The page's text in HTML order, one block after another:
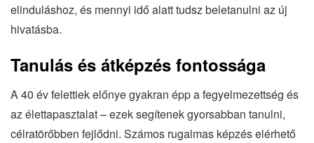
elinduláshoz, és mennyi idő alatt tudsz beletanulni az új
hivatásba.
Tanulás és átképzés fontossága
A 40 év felettiek előnye gyakran épp a fegyelmezettség és
az élettapasztalat – ezek segítenek gyorsabban tanulni,
célratörőbben fejlődni. Számos rugalmas képzés elérhető